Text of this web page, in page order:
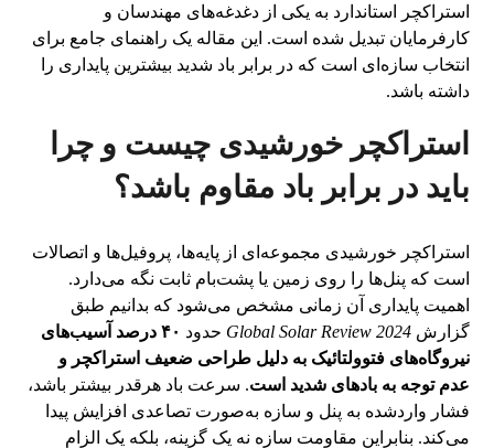
استراکچر استاندارد به یکی از دغدغه‌های مهندسان و
کارفرمایان تبدیل شده است. این مقاله یک راهنمای جامع برای
انتخاب سازه‌ای است که در برابر باد شدید بیشترین پایداری را
داشته باشد.
استراکچر خورشیدی چیست و چرا
باید در برابر باد مقاوم باشد؟
استراکچر خورشیدی مجموعه‌ای از پایه‌ها، پروفیل‌ها و اتصالات
است که پنل‌ها را روی زمین یا پشت‌بام ثابت نگه می‌دارد.
اهمیت پایداری آن زمانی مشخص می‌شود که بدانیم طبق
گزارشGlobal Solar Review 2024 حدود
۴۰ درصد آسیب‌های
نیروگاه‌های فتوولتائیک به دلیل طراحی ضعیف استراکچر و
عدم توجه به بادهای شدید است. سرعت باد هرقدر بیشتر باشد،
فشار واردشده به پنل و سازه به‌صورت تصاعدی افزایش پیدا
می‌کند. بنابراین مقاومت سازه نه یک گزینه، بلکه یک الزام